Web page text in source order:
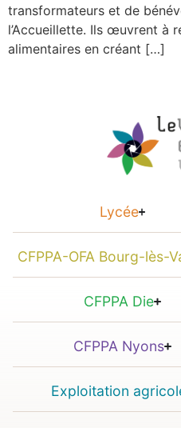
transformateurs et de
l’Accueillette. Ils œuvrent à
alimentaires en créant […]
Lycée
CFPPA-OFA Bourg-lès-
CFPPA Die
CFPPA Nyons
Exploitation